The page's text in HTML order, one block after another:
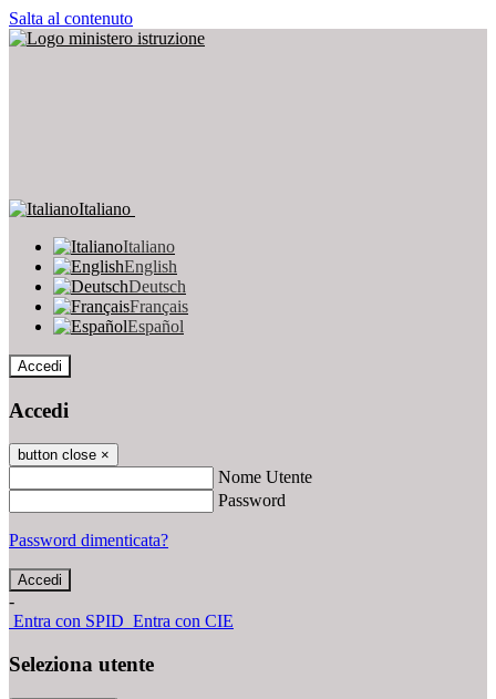
Salta al contenuto
Italiano
Italiano
English
Deutsch
Français
Español
Accedi
Accedi
button close ×
Nome Utente
Password
Password dimenticata?
-
Entra con SPID Entra con CIE
Seleziona utente